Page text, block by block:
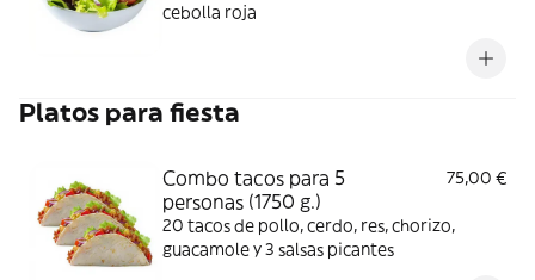
cebolla roja
Platos para fiesta
Combo tacos para 5
personas (1750 g.)
75,00 €
20 tacos de pollo, cerdo, res, chorizo,
guacamole y 3 salsas picantes